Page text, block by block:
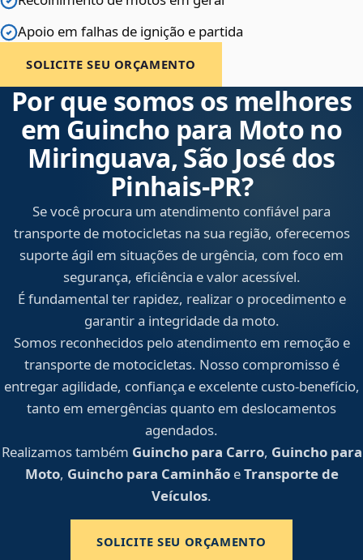
Apoio em falhas de ignição e partida
SOLICITE SEU ORÇAMENTO
Por que somos os melhores
em Guincho para Moto no
Miringuava, São José dos
Pinhais‑PR?
Se você procura um atendimento confiável para
transporte de motocicletas na sua região, oferecemos
suporte ágil em situações de urgência, com foco em
segurança, eficiência e valor acessível.
É fundamental ter rapidez, realizar o procedimento e
garantir a integridade da moto.
Somos reconhecidos pelo atendimento em remoção e
transporte de motocicletas. Nosso compromisso é
entregar agilidade, confiança e excelente custo-benefício,
tanto em emergências quanto em deslocamentos
agendados.
Realizamos também Guincho para Carro, Guincho para
Moto, Guincho para CaminhãoeTransporte de
Veículos.
SOLICITE SEU ORÇAMENTO